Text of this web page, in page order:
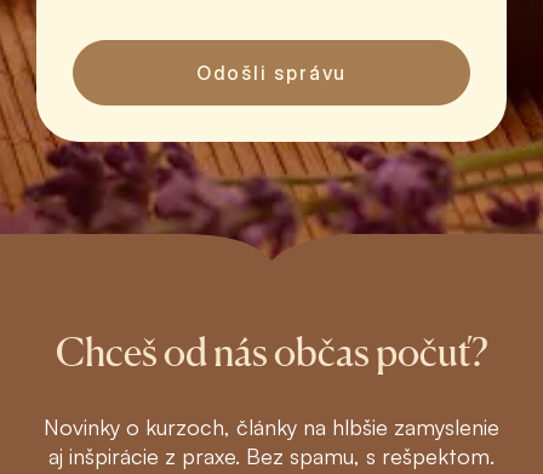
Odošli správu
Chceš od nás občas počuť?
Novinky o kurzoch, články na hlbšie zamyslenie
aj inšpirácie z praxe. Bez spamu, s rešpektom.